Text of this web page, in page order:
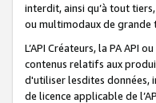
interdit, ainsi qu’à tout
ou multimodaux de grande
L’API Créateurs, la PA API
contenus relatifs aux
d'utiliser lesdites données,
de licence applicable de